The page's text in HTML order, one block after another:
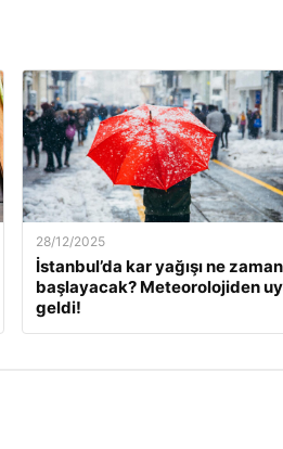
28/12/2025
İstanbul’da kar yağışı ne zaman
başlayacak? Meteorolojiden
geldi!